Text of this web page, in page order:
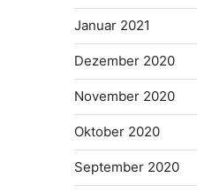
Januar 2021
Dezember 2020
November 2020
Oktober 2020
September 2020